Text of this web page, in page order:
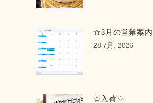
☆8月の営業案
28 7月, 2026
☆入荷☆